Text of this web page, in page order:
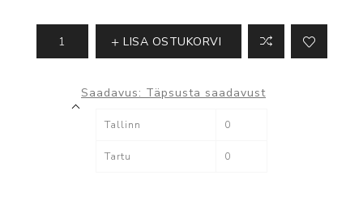
LISA OSTUKORVI
Saadavus: Täpsusta saadavust
Tallinn 0
Tartu 0